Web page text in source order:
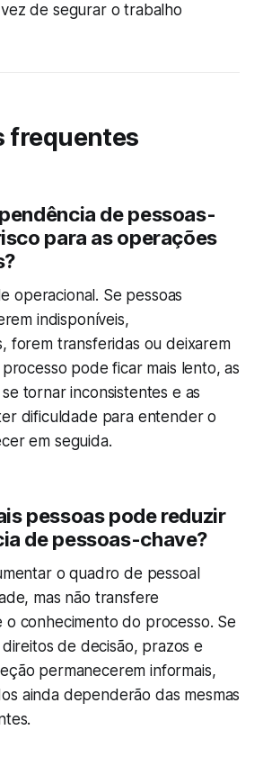
de segurar o trabalho
frequentes
de pessoas-
para as operações
operacional. Se pessoas
indisponíveis,
forem transferidas ou deixarem
pode ficar mais lento, as
tornar inconsistentes e as
dificuldade para entender o
em seguida.
pessoas pode reduzir
de pessoas-chave?
o quadro de pessoal
mas não transfere
o conhecimento do processo. Se
de decisão, prazos e
permanecerem informais,
ainda dependerão das mesmas